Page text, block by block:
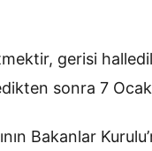
gerisi
sonra 7
Bakanlar